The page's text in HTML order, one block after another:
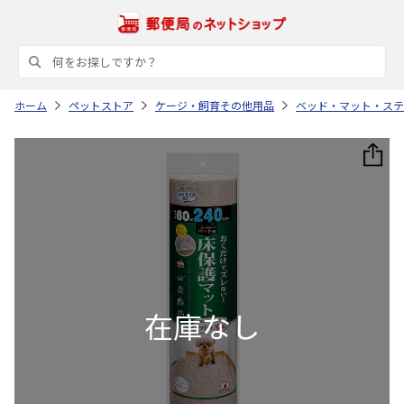
ホーム ペットストア ケージ・飼育その他用品 ベッド・マット・ス